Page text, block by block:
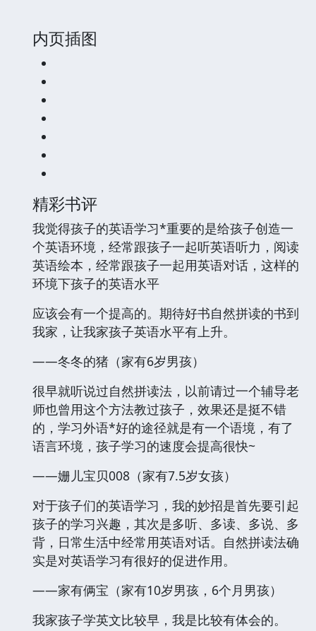
内页插图
精彩书评
我觉得孩子的英语学习*重要的是给孩子创造一
个英语环境，经常跟孩子一起听英语听力，阅读
英语绘本，经常跟孩子一起用英语对话，这样的
环境下孩子的英语水平
应该会有一个提高的。期待好书自然拼读的书到
我家，让我家孩子英语水平有上升。
——冬冬的猪（家有6岁男孩）
很早就听说过自然拼读法，以前请过一个辅导老
师也曾用这个方法教过孩子，效果还是挺不错
的，学习外语*好的途径就是有一个语境，有了
语言环境，孩子学习的速度会提高很快~
——姗儿宝贝008（家有7.5岁女孩）
对于孩子们的英语学习，我的妙招是首先要引起
孩子的学习兴趣，其次是多听、多读、多说、多
背，日常生活中经常用英语对话。自然拼读法确
实是对英语学习有很好的促进作用。
——家有俩宝（家有10岁男孩，6个月男孩）
我家孩子学英文比较早，我是比较有体会的。